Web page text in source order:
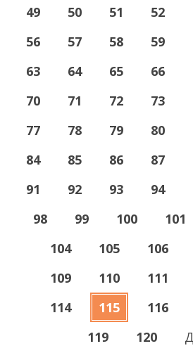
49
50 51 52
56
57 58 59
63
64 65 66
70
71 72 73
77
78 79 80
84
85 86 87
91
92 93 94
98
99 100 101
104
105 106
109
110 111
114
115 116
119
120